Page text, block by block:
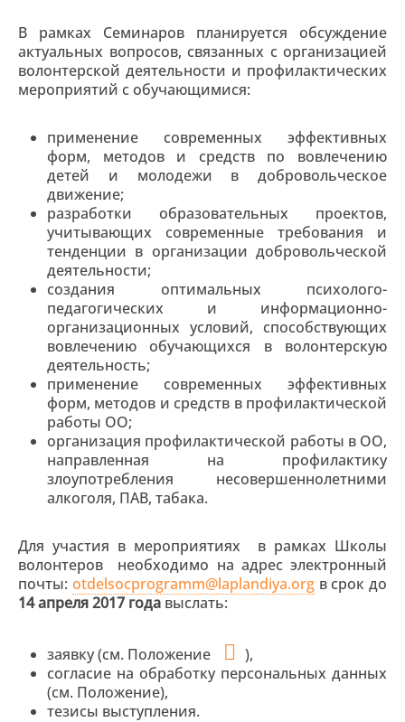
В рамках Семинаров планируется обсуждение
актуальных вопросов, связанных с организацией
волонтерской деятельности и профилактических
мероприятий с обучающимися:
применение современных эффективных
форм, методов и средств по вовлечению
детей и молодежи в добровольческое
движение;
разработки образовательных проектов,
учитывающих современные требования и
тенденции в организации добровольческой
деятельности;
создания оптимальных психолого-
педагогических и информационно-
организационных условий, способствующих
вовлечению обучающихся в волонтерскую
деятельность;
применение современных эффективных
форм, методов и средств в профилактической
работы ОО;
организация профилактической работы в ОО,
направленная на профилактику
злоупотребления несовершеннолетними
алкоголя, ПАВ, табака.
Для участия в мероприятиях в рамках Школы
волонтеров необходимо на адрес электронный
почты: otdelsocprogramm@laplandiya.orgв срок до
14 апреля 2017 года выслать:
заявку (см. Положение
),
согласие на обработку персональных данных
(см. Положение),
тезисы выступления.